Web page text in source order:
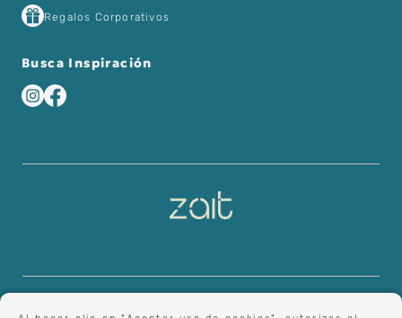
Regalos Corporativos
Busca Inspiración